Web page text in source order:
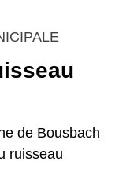
de Bousbach
ruisseau